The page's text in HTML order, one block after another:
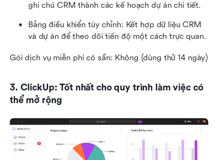
ghi chú CRM thành các kế hoạch dự án chi tiết.
Bảng điều khiển tùy chỉnh: Kết hợp dữ liệu CRM
và dự án để theo dõi tiến độ một cách trực quan.
Gói dịch vụ miễn phí có sẵn: Không (dùng thử 14 ngày)
3. ClickUp: Tốt nhất cho quy trình làm việc có
thể mở rộng